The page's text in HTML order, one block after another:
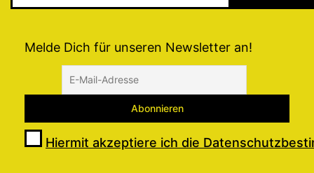
Melde Dich für unseren Newsletter an!
Hiermit akzeptiere ich die